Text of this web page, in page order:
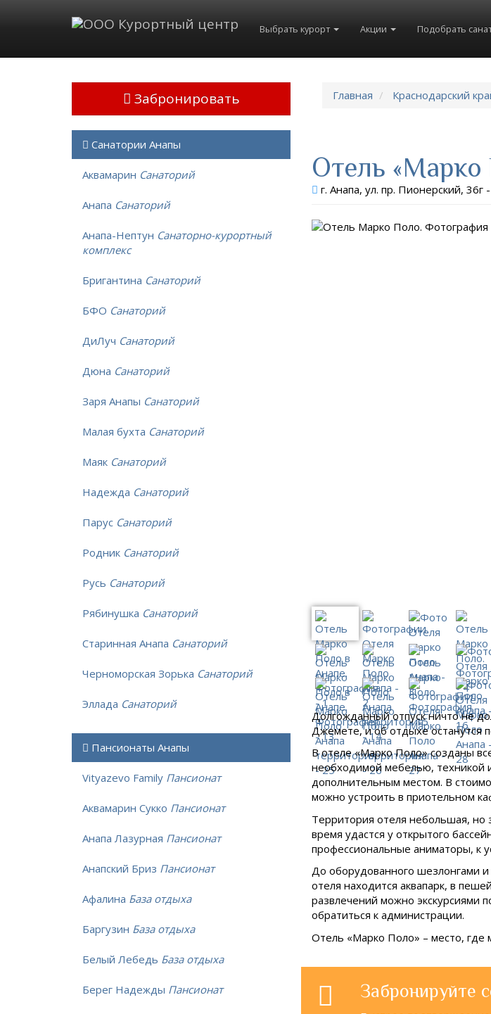
Выбрать курорт Акции Подобрать
Главная Краснодарский
Отель «Марко
г. Анапа, ул. пр. Пионерский, 36г -
Долгожданный отпуск ничто не
Джемете, и об отдыхе останутся
В отеле «Марко Поло» созданы
необходимой мебелью, техникой
дополнительным местом. В
можно устроить в приотельном
Территория отеля небольшая, но
время удастся у открытого
профессиональные аниматоры, к
До оборудованного шезлонгами и
отеля находится аквапарк, в
развлечений можно экскурсиями
обратиться к администрации.
Отель «Марко Поло» – место,
Забронируйте
Забронировать
Санатории Анапы
Аквамарин Санаторий
Анапа Санаторий
Анапа-Нептун Санаторно-курортный
комплекс
Бригантина Санаторий
БФО Санаторий
ДиЛуч Санаторий
Дюна Санаторий
Заря Анапы Санаторий
Малая бухта Санаторий
Маяк Санаторий
Надежда Санаторий
Парус Санаторий
Родник Санаторий
Русь Санаторий
Рябинушка Санаторий
Старинная Анапа Санаторий
Черноморская Зорька Санаторий
Эллада Санаторий
Пансионаты Анапы
Vityazevo Family Пансионат
Аквамарин Сукко Пансионат
Анапа Лазурная Пансионат
Анапский Бриз Пансионат
Афалина База отдыха
Баргузин База отдыха
Белый Лебедь База отдыха
Берег Надежды Пансионат